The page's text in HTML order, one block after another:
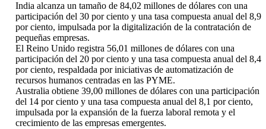
India alcanza un tamaño de 84,02 millones de dólares con una
participación del 30 por ciento y una tasa compuesta anual del 8,9
por ciento, impulsada por la digitalización de la contratación de
pequeñas empresas.
El Reino Unido registra 56,01 millones de dólares con una
participación del 20 por ciento y una tasa compuesta anual del 8,4
por ciento, respaldada por iniciativas de automatización de
recursos humanos centradas en las PYME.
Australia obtiene 39,00 millones de dólares con una participación
del 14 por ciento y una tasa compuesta anual del 8,1 por ciento,
impulsada por la expansión de la fuerza laboral remota y el
crecimiento de las empresas emergentes.